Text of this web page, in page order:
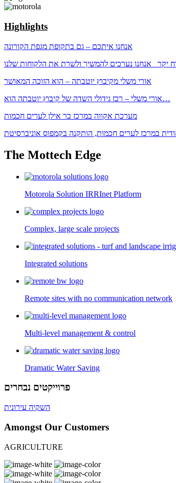
Highlights
אנחנו איתכם – גם בתקופת מגפת הקורונה
אורי משלי מקיבוץ יוטבתה – הוא הזוכה המאושר
אורי משלי – רכז גידולי השדה של קיבוץ יוטבתה הוא…
מערכת אקווה במרכז בר אילן לערים חכמות
The Mottech Edge
Motorola Solution IRRInet Platform
Complex, large scale projects
Integrated solutions
Remote sites with no communication network
Multi-level management & control
Dramatic Water Saving
פרוייקטים נבחרים
השקיה עירונית
Amongst Our Customers
AGRICULTURE